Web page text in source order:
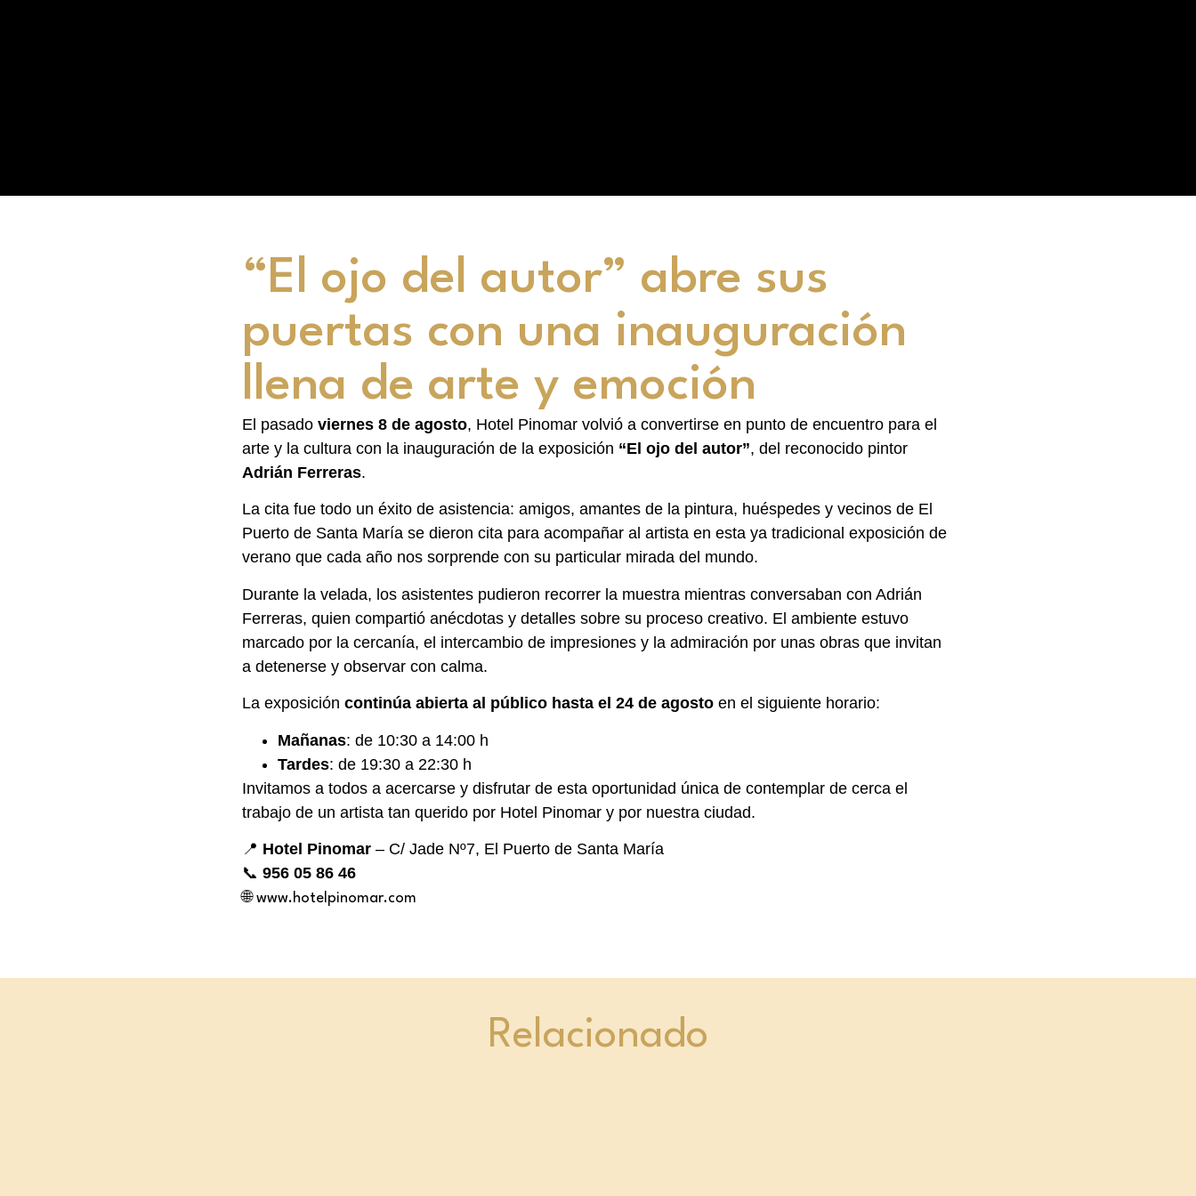
“El ojo del autor” abre sus
puertas con una inauguración
llena de arte y emoción
El pasado viernes 8 de agosto, Hotel Pinomar volvió a convertirse en punto de encuentro para el
arte y la cultura con la inauguración de la exposición “El ojo del autor”, del reconocido pintor
Adrián Ferreras.
La cita fue todo un éxito de asistencia: amigos, amantes de la pintura, huéspedes y vecinos de El
Puerto de Santa María se dieron cita para acompañar al artista en esta ya tradicional exposición de
verano que cada año nos sorprende con su particular mirada del mundo.
Durante la velada, los asistentes pudieron recorrer la muestra mientras conversaban con Adrián
Ferreras, quien compartió anécdotas y detalles sobre su proceso creativo. El ambiente estuvo
marcado por la cercanía, el intercambio de impresiones y la admiración por unas obras que invitan
a detenerse y observar con calma.
La exposición continúa abierta al público hasta el 24 de agosto en el siguiente horario:
Mañanas: de 10:30 a 14:00 h
Tardes: de 19:30 a 22:30 h
Invitamos a todos a acercarse y disfrutar de esta oportunidad única de contemplar de cerca el
trabajo de un artista tan querido por Hotel Pinomar y por nuestra ciudad.
📍 Hotel Pinomar – C/ Jade Nº7, El Puerto de Santa María
📞 956 05 86 46
🌐www.hotelpinomar.com
Relacionado